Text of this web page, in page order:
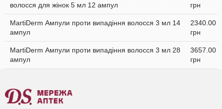
волосся для жінок 5 мл 12 ампул
грн
MartiDerm Ампули проти випадіння волосся 3 мл 14
ампул
2340.00
грн
MartiDerm Ампули проти випадіння волосся 3 мл 28
ампул
3657.00
грн